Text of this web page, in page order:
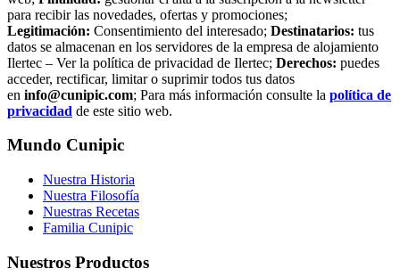
para recibir las novedades, ofertas y promociones;
Legitimación: Consentimiento del interesado; Destinatarios: tus
datos se almacenan en los servidores de la empresa de alojamiento
Ilertec – Ver la política de privacidad de Ilertec; Derechos: puedes
acceder, rectificar, limitar o suprimir todos tus datos
en info@cunipic.com; Para más información consulte la política de
privacidad de este sitio web.
Mundo Cunipic
Nuestra Historia
Nuestra Filosofía
Nuestras Recetas
Familia Cunipic
Nuestros Productos